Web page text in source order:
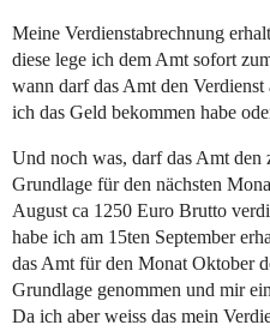
Meine Verdienstabrechnung
diese lege ich dem Amt sofort
wann darf das Amt den
ich das Geld bekommen habe
Und noch was, darf das Amt den
Grundlage für den nächsten
August ca 1250 Euro Brutto
habe ich am 15ten September
das Amt für den Monat Oktober
Grundlage genommen und mir
Da ich aber weiss das mein